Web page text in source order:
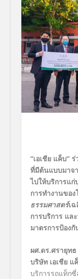
“เอเชีย แค็บ”
ที่มีต้นแบบมาจ
ไปให้บริการแ
การทำงานขอ
ธรรมศาสตร์เ
การบริการ แล
มาตรการป้อง
ผศ.ดร.ศรายุท
บริษัท เอเชีย แ
บริการรถแท็ก